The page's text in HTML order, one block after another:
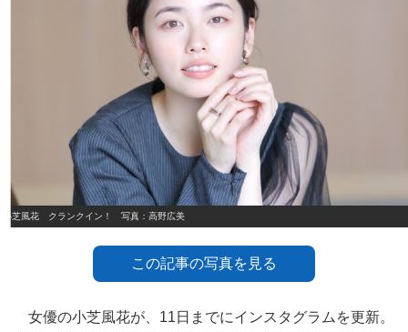
小芝風花 クランクイン！ 写真：高野広美
この記事の写真を見る
女優の小芝風花が、11日までにインスタグラムを更新。